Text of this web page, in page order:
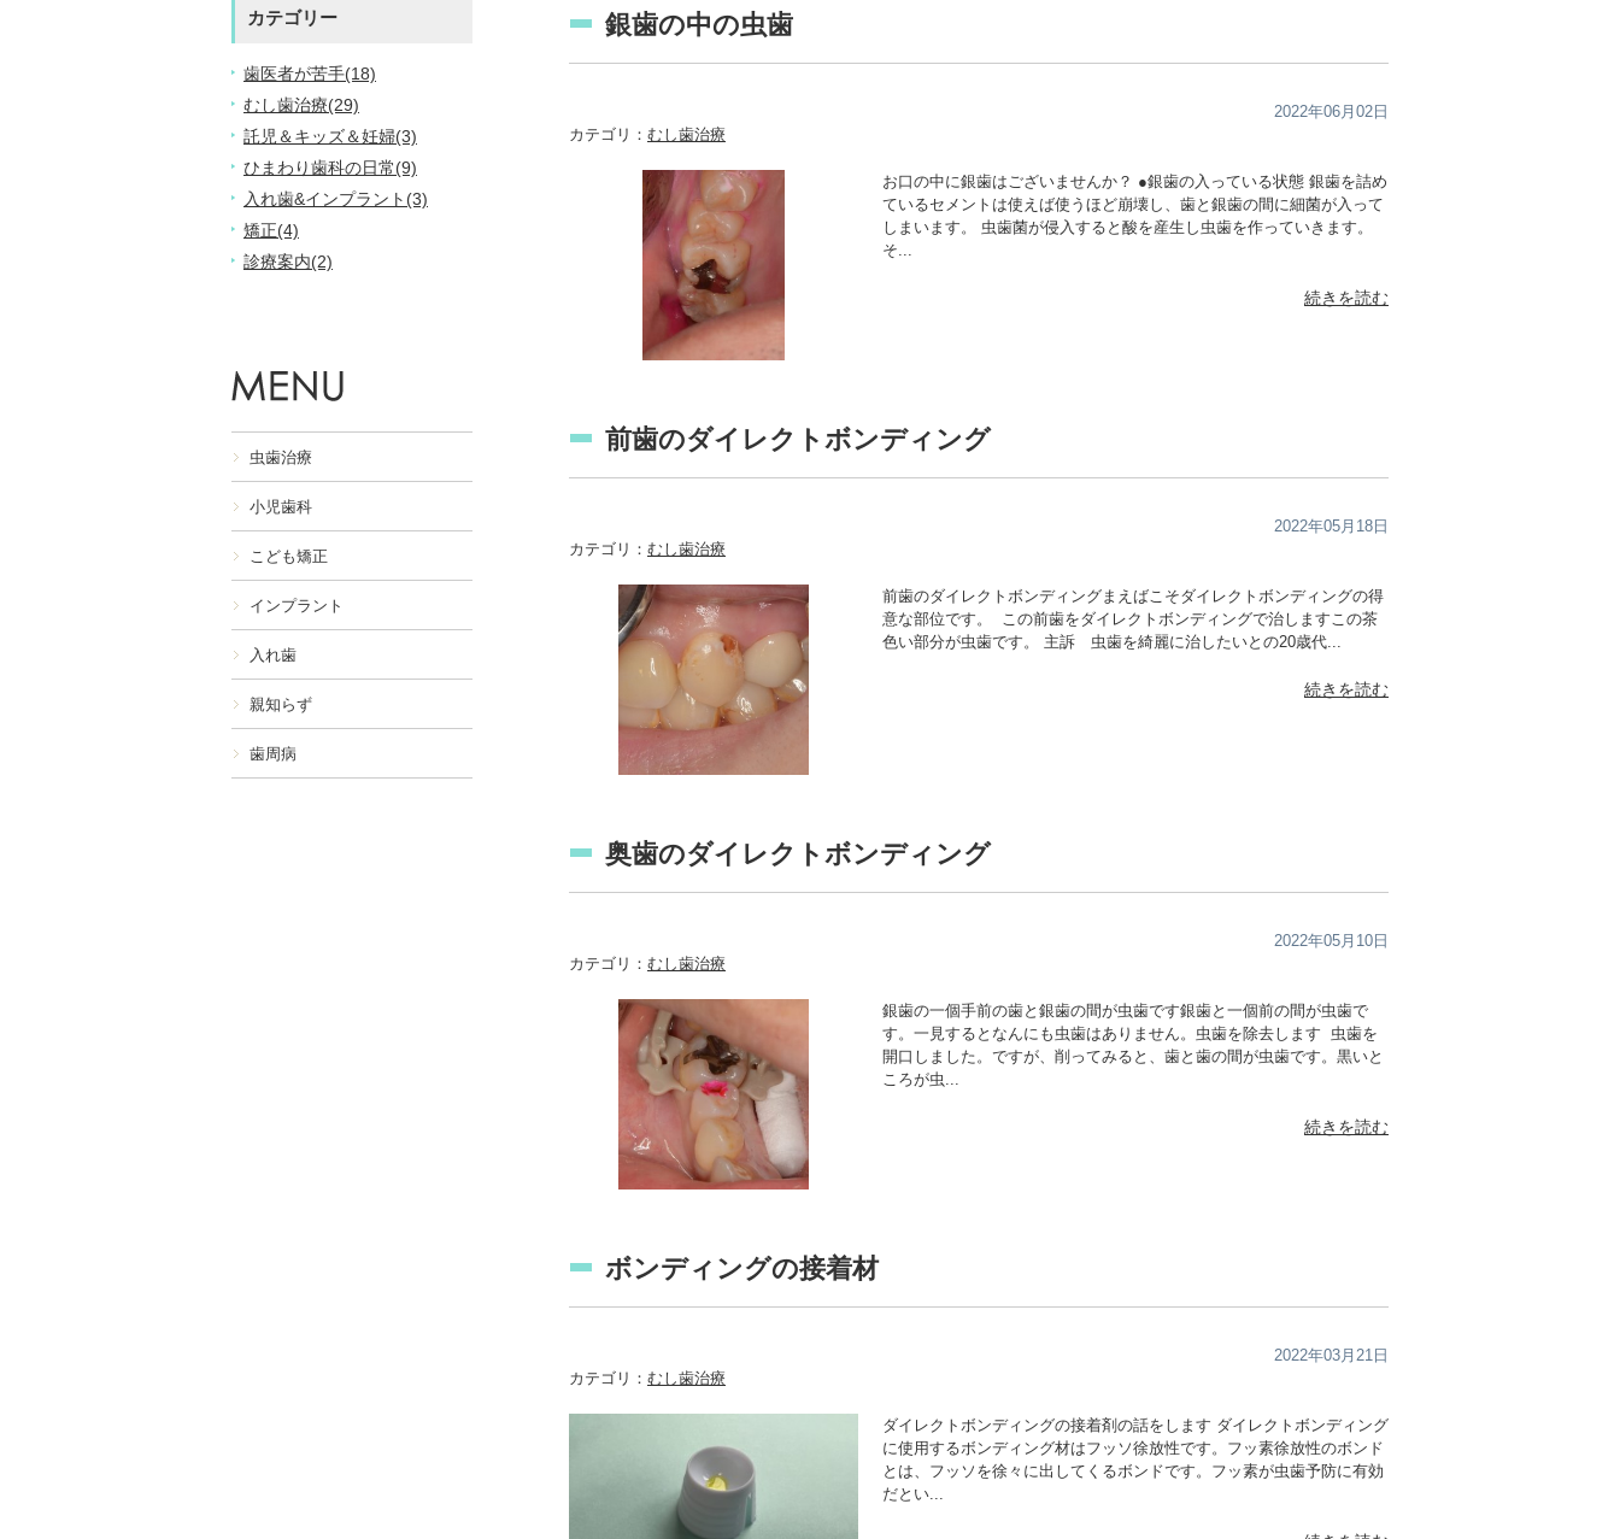
銀歯の中の虫歯
2022年06月02日
カテゴリ： むし歯治療
お口の中に銀歯はございませんか？ ●銀歯の入っている状態 銀歯を詰め
ているセメントは使えば使うほど崩壊し、歯と銀歯の間に細菌が入って
しまいます。 虫歯菌が侵入すると酸を産生し虫歯を作っていきます。
そ...
続きを読む
前歯のダイレクトボンディング
2022年05月18日
カテゴリ： むし歯治療
前歯のダイレクトボンディングまえばこそダイレクトボンディングの得
意な部位です。 この前歯をダイレクトボンディングで治しますこの茶
色い部分が虫歯です。 主訴 虫歯を綺麗に治したいとの20歳代...
続きを読む
奥歯のダイレクトボンディング
2022年05月10日
カテゴリ： むし歯治療
銀歯の一個手前の歯と銀歯の間が虫歯です銀歯と一個前の間が虫歯で
す。一見するとなんにも虫歯はありません。虫歯を除去します 虫歯を
開口しました。ですが、削ってみると、歯と歯の間が虫歯です。黒いと
ころが虫...
続きを読む
ボンディングの接着材
2022年03月21日
カテゴリ： むし歯治療
ダイレクトボンディングの接着剤の話をします ダイレクトボンディング
に使用するボンディング材はフッソ徐放性です。フッ素徐放性のボンド
とは、フッソを徐々に出してくるボンドです。フッ素が虫歯予防に有効
だとい...
カテゴリー
歯医者が苦手(18)
むし歯治療(29)
託児＆キッズ＆妊婦(3)
ひまわり歯科の日常(9)
入れ歯&インプラント(3)
矯正(4)
診療案内(2)
虫歯治療
小児歯科
こども矯正
インプラント
入れ歯
親知らず
歯周病